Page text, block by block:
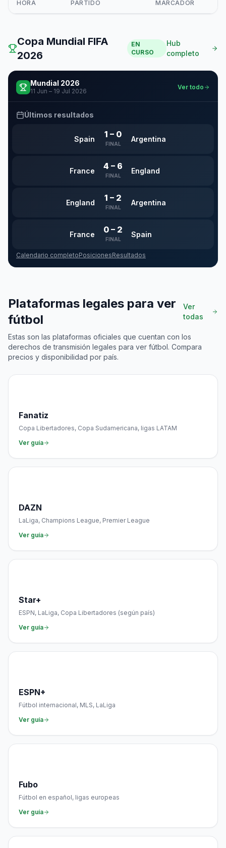
HORA PARTIDO MARCADOR
Copa Mundial FIFA
2026
EN
CURSO
Hub
completo
Mundial 2026
11 Jun – 19 Jul 2026
Ver todo
Últimos resultados
Spain 1 – 0
FINAL
Argentina
France 4 – 6
FINAL
England
England 1 – 2
FINAL
Argentina
France 0 – 2
FINAL
Spain
Calendario completoPosicionesResultados
Plataformas legales para ver
fútbol
Ver
todas
Estas son las plataformas oficiales que cuentan con los
derechos de transmisión legales para ver fútbol. Compara
precios y disponibilidad por país.
Fanatiz
Copa Libertadores, Copa Sudamericana, ligas LATAM
Ver guía
DAZN
LaLiga, Champions League, Premier League
Ver guía
Star+
ESPN, LaLiga, Copa Libertadores (según país)
Ver guía
ESPN+
Fútbol internacional, MLS, LaLiga
Ver guía
Fubo
Fútbol en español, ligas europeas
Ver guía